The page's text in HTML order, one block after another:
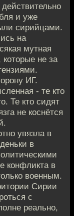
и уже
сирийцами.
на
мутная
не за
ИГ.
- те кто
Те кто сидят
не коснётся
увязла в
в
конфликта в
военным.
Сирии
с
реально,